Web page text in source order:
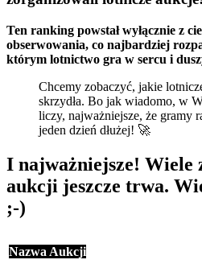
Ten ranking powstał wyłącznie z
obserwowania, co najbardziej
którym lotnictwo gra w sercu i
Chcemy zobaczyć, jakie
skrzydła. Bo jak wiadomo, w
liczy, najważniejsze, że gramy
jeden dzień dłużej! 🚀
I najważniejsze! Wiele
aukcji jeszcze trwa.
;-)
Nazwa Aukcji